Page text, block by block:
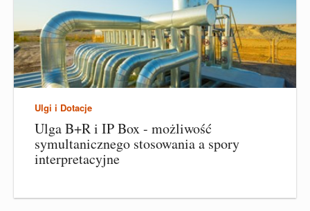
Ulgi i Dotacje
Ulga B+R i IP Box - możliwość
symultanicznego stosowania a spory
interpretacyjne